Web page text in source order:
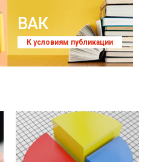
ВАК
К условиям публикации